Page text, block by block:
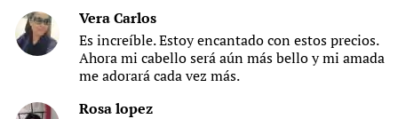
Vera Carlos
Es increíble. Estoy encantado con estos precios.
Ahora mi cabello será aún más bello y mi amada
me adorará cada vez más.
Rosa lopez